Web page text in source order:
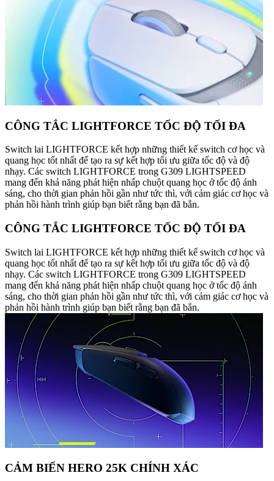
CÔNG TẮC LIGHTFORCE TỐC ĐỘ TỐI ĐA
Switch lai LIGHTFORCE kết hợp những thiết kế switch cơ học và
quang học tốt nhất để tạo ra sự kết hợp tối ưu giữa tốc độ và độ
nhạy. Các switch LIGHTFORCE trong G309 LIGHTSPEED
mang đến khả năng phát hiện nhấp chuột quang học ở tốc độ ánh
sáng, cho thời gian phản hồi gần như tức thì, với cảm giác cơ học và
phản hồi hành trình giúp bạn biết rằng bạn đã bắn.
CÔNG TẮC LIGHTFORCE TỐC ĐỘ TỐI ĐA
Switch lai LIGHTFORCE kết hợp những thiết kế switch cơ học và
quang học tốt nhất để tạo ra sự kết hợp tối ưu giữa tốc độ và độ
nhạy. Các switch LIGHTFORCE trong G309 LIGHTSPEED
mang đến khả năng phát hiện nhấp chuột quang học ở tốc độ ánh
sáng, cho thời gian phản hồi gần như tức thì, với cảm giác cơ học và
phản hồi hành trình giúp bạn biết rằng bạn đã bắn.
CẢM BIẾN HERO 25K CHÍNH XÁC